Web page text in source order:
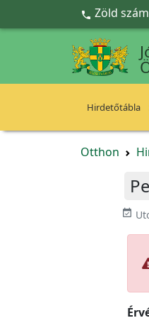
Ugrás a fő tartalomra
 Zöld
Hirdetőtábla
Otthon
event_available